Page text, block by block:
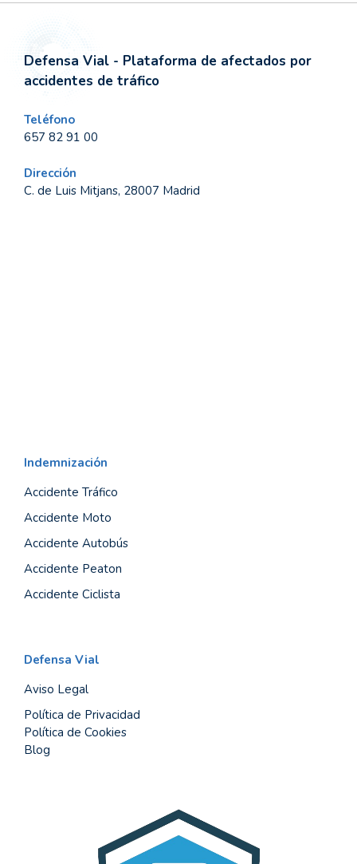
Defensa Vial - Plataforma de afectados por
accidentes de tráfico
Teléfono
657 82 91 00
Dirección
C. de Luis Mitjans, 28007 Madrid
Indemnización
Accidente Tráfico
Accidente Moto
Accidente Autobús
Accidente Peaton
Accidente Ciclista
Defensa Vial
Aviso Legal
Política de Privacidad
Política de Cookies
Blog